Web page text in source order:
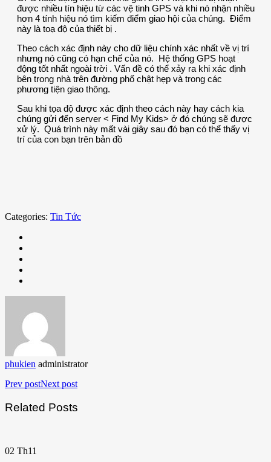
được nhiều tín hiệu từ các vệ tinh GPS và khi nó nhận nhiều
hơn 4 tính hiệu nó tìm kiếm điểm giao hội của chúng. Điểm
này là toạ độ của thiết bị .
Theo cách xác định này cho dữ liệu chính xác nhất về vị trí
nhưng nó cũng có hạn chế của nó. Hệ thống GPS hoạt
động tốt nhất ngoài trời . Vấn đề có thể xảy ra khi xác định
bên trong nhà trên đường phố chật hẹp và trong các
phương tiện giao thông.
Sau khi tọa độ được xác định theo cách này hay cách kia
chúng gửi đến server < Find My Kids> ở đó chúng sẽ được
xử lý. Quá trình này mất vài giây sau đó bạn có thể thấy vị
trí của con bạn trên bản đồ
Categories: Tin Tức
phukien administrator
Prev postNext post
Related Posts
02 Th11